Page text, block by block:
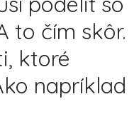
to čím skôr.
ktoré
napríklad